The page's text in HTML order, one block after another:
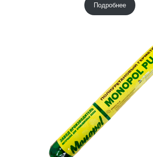
Подробнее